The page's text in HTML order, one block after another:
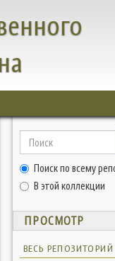
Поиск по всему
В этой коллекции
ПРОСМОТР
ВЕСЬ РЕПОЗИТОРИЙ